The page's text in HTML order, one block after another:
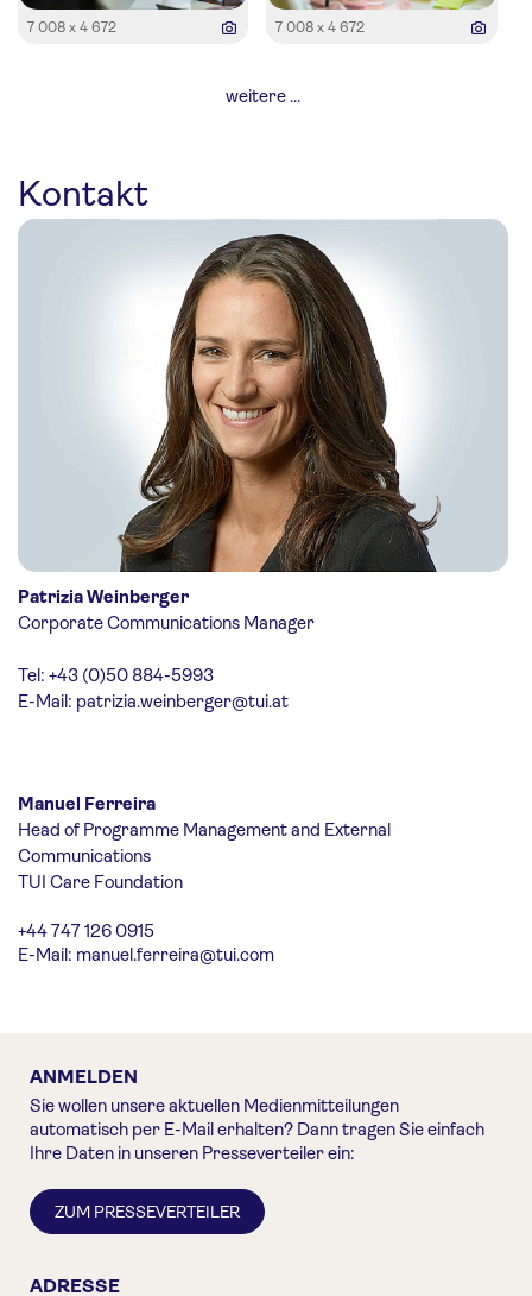
7 008 x 4 672 7 008 x 4 672
weitere ...
Kontakt
Patrizia Weinberger
Corporate Communications Manager
Tel: +43 (0)50 884-5993
E-Mail: patrizia.weinberger@tui.at
Manuel Ferreira
Head of Programme Management and External
Communications
TUI Care Foundation
+44 747 126 0915
E-Mail: manuel.ferreira@tui.com
ANMELDEN
Sie wollen unsere aktuellen Medienmitteilungen
automatisch per E-Mail erhalten? Dann tragen Sie einfach
Ihre Daten in unseren Presseverteiler ein:
ZUM PRESSEVERTEILER
ADRESSE